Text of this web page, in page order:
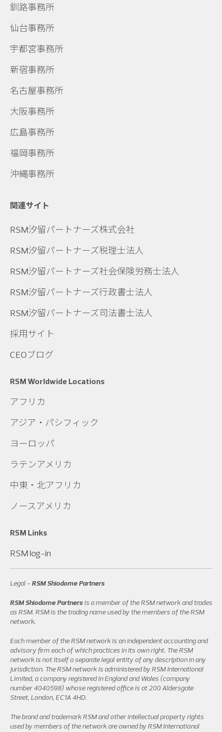
釧路事務所
仙台事務所
宇都宮事務所
新宿事務所
名古屋事務所
大阪事務所
広島事務所
福岡事務所
沖縄事務所
関連サイト
RSM汐留パートナーズ株式会社
RSM汐留パートナーズ税理士法人
RSM汐留パートナーズ社会保険労務士法人
RSM汐留パートナーズ行政書士法人
RSM汐留パートナーズ司法書士法人
採用サイト
CEOブログ
RSM Worldwide Locations
アフリカ
アジア・パシフィック
ヨーロッパ
ラテンアメリカ
中東・北アフリカ
ノースアメリカ
RSM Links
RSM log-in
Legal -RSM Shiodome Partners
RSM Shiodome Partners is a member of the RSM network and trades
as RSM. RSM is the trading name used by the members of the RSM
network.
Each member of the RSM network is an independent accounting and
advisory firm each of which practices in its own right. The RSM
network is not itself a separate legal entity of any description in any
jurisdiction. The RSM network is administered by RSM International
Limited, a company registered in England and Wales (company
number 4040598) whose registered office is at 200 Aldersgate
Street, London, EC1A 4HD.
The brand and trademark RSM and other intellectual property rights
used by members of the network are owned by RSM International